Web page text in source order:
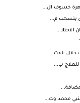
خسوف ال...
ب...
محمد وت...